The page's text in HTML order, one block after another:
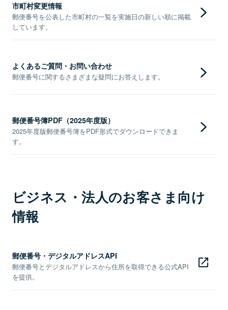
市町村変更情報
郵便番号を公表した市町村の一覧を実施日の新しい順に掲載
しています。
よくあるご質問・お問い合わせ
郵便番号に関するさまざまな疑問にお答えします。
郵便番号簿PDF（2025年度版）
2025年度版郵便番号簿をPDF形式でダウンロードできま
す。
ビジネス・法人のお客さま向け
情報
郵便番号・デジタルアドレスAPI
郵便番号とデジタルアドレスから住所を取得できる公式API
を提供。